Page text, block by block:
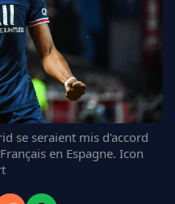
se seraient mis d'accord
en Espagne. Icon